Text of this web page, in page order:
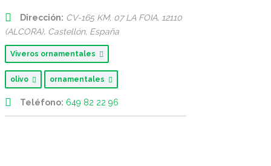
Dirección: CV-165 KM, 07 LA FOIA, 12110
(ALCORA), Castellón, España
Viveros ornamentales
olivo ornamentales
Teléfono: 649 82 22 96